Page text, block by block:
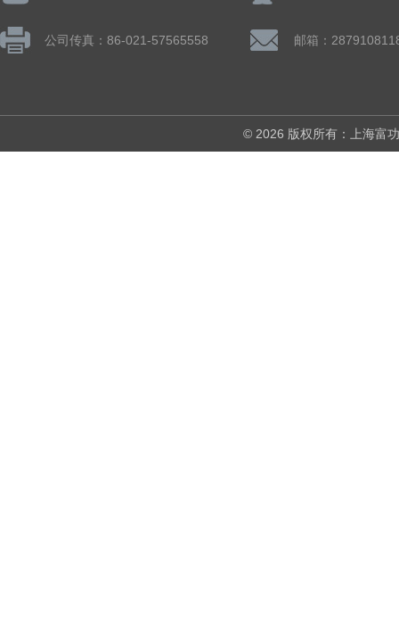
公司传真：86-021-57565558 邮箱：
© 2026 版权所有：上海富